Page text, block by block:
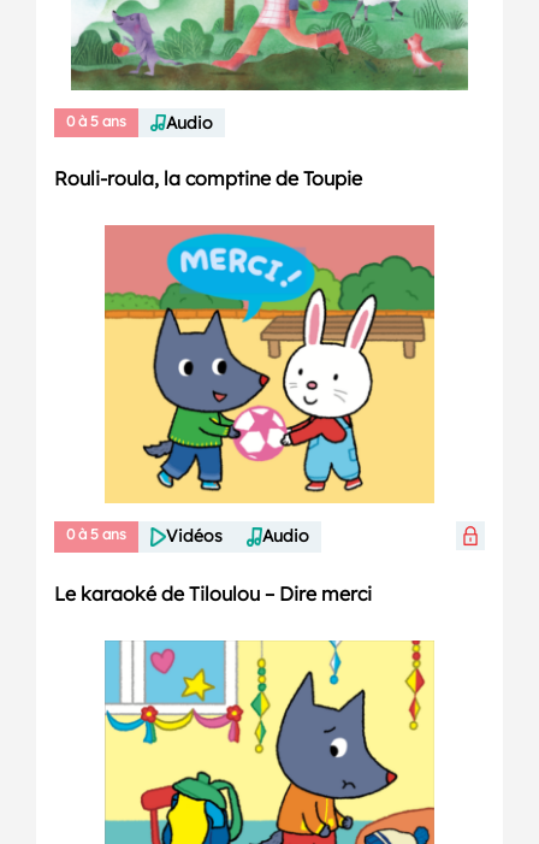
0 à 5 ans Audio
Rouli-roula, la comptine de Toupie
0 à 5 ans Vidéos Audio
Le karaoké de Tiloulou – Dire merci